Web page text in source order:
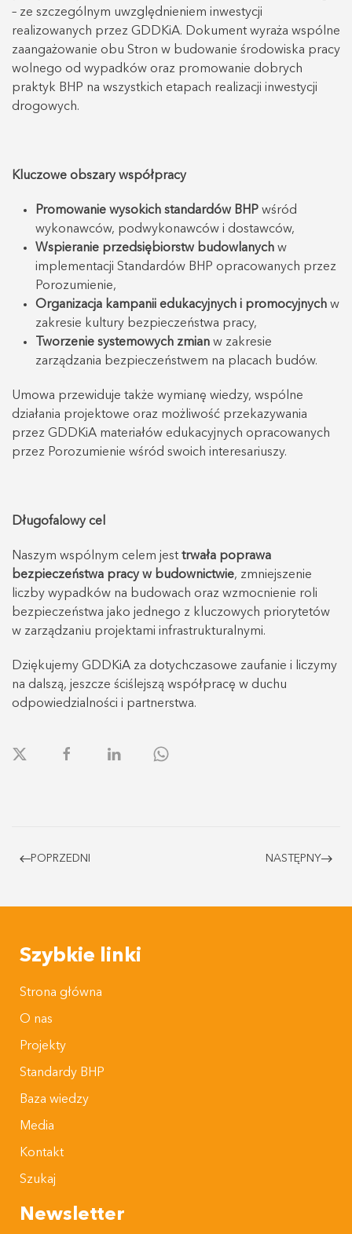
– ze szczególnym uwzględnieniem inwestycji
realizowanych przez GDDKiA. Dokument wyraża wspólne
zaangażowanie obu Stron w budowanie środowiska pracy
wolnego od wypadków oraz promowanie dobrych
praktyk BHP na wszystkich etapach realizacji inwestycji
drogowych.
Kluczowe obszary współpracy
Promowanie wysokich standardów BHP wśród
wykonawców, podwykonawców i dostawców,
Wspieranie przedsiębiorstw budowlanych w
implementacji Standardów BHP opracowanych przez
Porozumienie,
Organizacja kampanii edukacyjnych i promocyjnych w
zakresie kultury bezpieczeństwa pracy,
Tworzenie systemowych zmian w zakresie
zarządzania bezpieczeństwem na placach budów.
Umowa przewiduje także wymianę wiedzy, wspólne
działania projektowe oraz możliwość przekazywania
przez GDDKiA materiałów edukacyjnych opracowanych
przez Porozumienie wśród swoich interesariuszy.
Długofalowy cel
Naszym wspólnym celem jest trwała poprawa
bezpieczeństwa pracy w budownictwie, zmniejszenie
liczby wypadków na budowach oraz wzmocnienie roli
bezpieczeństwa jako jednego z kluczowych priorytetów
w zarządzaniu projektami infrastrukturalnymi.
Dziękujemy GDDKiA za dotychczasowe zaufanie i liczymy
na dalszą, jeszcze ściślejszą współpracę w duchu
odpowiedzialności i partnerstwa.
POPRZEDNI NASTĘPNY
Szybkie linki
Strona główna
O nas
Projekty
Standardy BHP
Baza wiedzy
Media
Kontakt
Szukaj
Newsletter